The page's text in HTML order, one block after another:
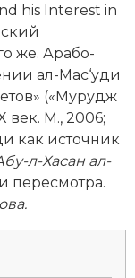
his Interest in
же. Арабо-
ал-Мас‘уди
(«Мурудж
век. М., 2006;
как источник
л-Хасан ал-
пересмотра.